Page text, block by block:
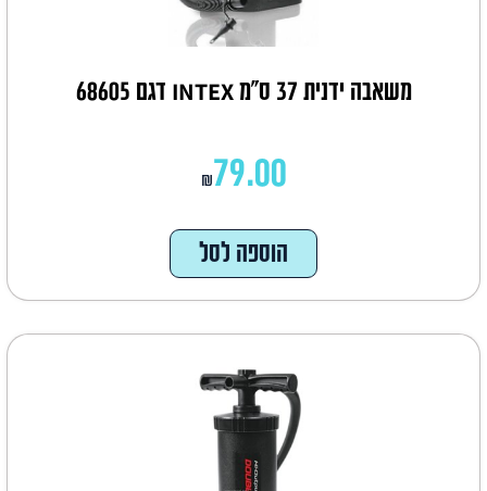
משאבה ידנית 37 ס"מ INTEX דגם 68605
₪79.00
הוספה לסל